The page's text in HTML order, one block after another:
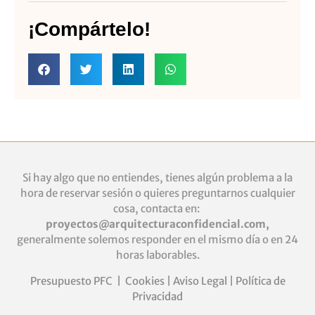
¡Compártelo!
Si hay algo que no entiendes, tienes algún problema a la
hora de reservar sesión o quieres preguntarnos cualquier
cosa, contacta en:
proyectos@arquitecturaconfidencial.com,
generalmente solemos responder en el mismo día o en 24
horas laborables.
Presupuesto PFC
Cookies| Aviso Legal
Política de
Privacidad